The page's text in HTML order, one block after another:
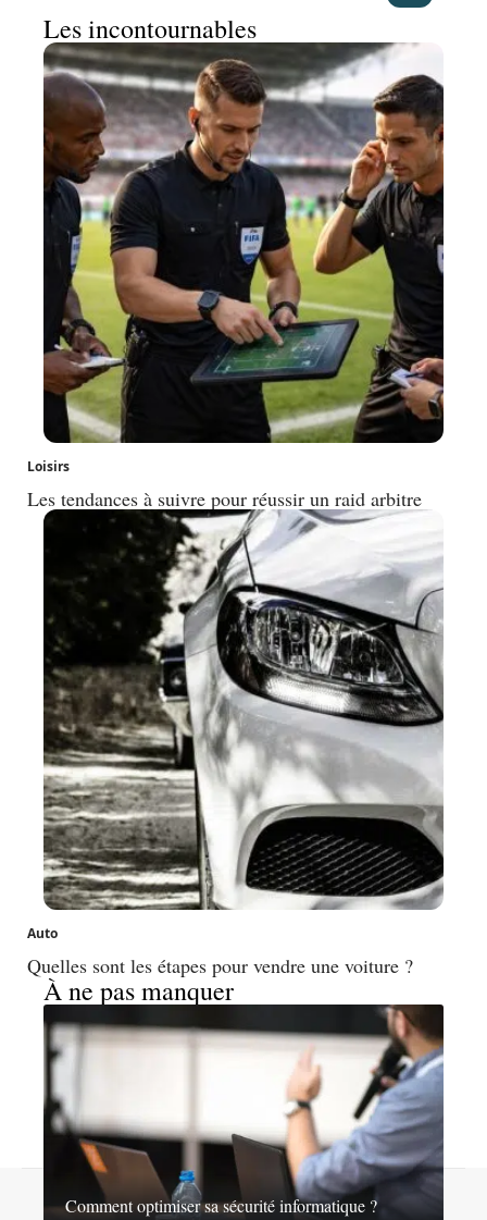
Les incontournables
Loisirs
Les tendances à suivre pour réussir un raid arbitre
Auto
Quelles sont les étapes pour vendre une voiture ?
À ne pas manquer
Comment optimiser sa sécurité informatique ?
Mentions légales Sitemap